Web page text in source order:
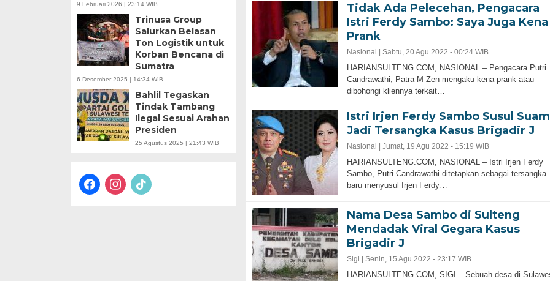
9 Februari 2026 | 23:14 WIB
Trinusa Group
Salurkan Belasan
Ton Logistik untuk
Korban Bencana di
Sumatra
6 Desember 2025 | 14:34 WIB
Bahlil Tegaskan
Tindak Tambang
Ilegal Sesuai Arahan
Presiden
25 Agustus 2025 | 21:43 WIB
facebookinstagram
tiktok
Tidak Ada Pelecehan, Pengacara
Istri Ferdy Sambo: Saya Juga Kena
Prank
Nasional | Sabtu, 20 Agu 2022 - 00:24 WIB
HARIANSULTENG.COM, NASIONAL – Pengacara Putri
Candrawathi, Patra M Zen mengaku kena prank atau
dibohongi kliennya terkait…
Istri Irjen Ferdy Sambo Susul
Jadi Tersangka Kasus Brigadir J
Nasional | Jumat, 19 Agu 2022 - 15:19 WIB
HARIANSULTENG.COM, NASIONAL – Istri Irjen Ferdy
Sambo, Putri Candrawathi ditetapkan sebagai tersangka
baru menyusul Irjen Ferdy…
Nama Desa Sambo di Sulteng
Mendadak Viral Gegara Kasus
Brigadir J
Sigi | Senin, 15 Agu 2022 - 23:17 WIB
HARIANSULTENG.COM, SIGI – Sebuah desa di